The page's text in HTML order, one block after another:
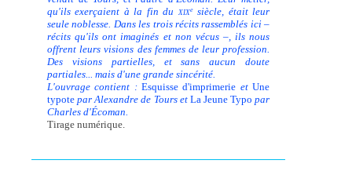
qu'ils exerçaient à la fin duXIXesiècle, était leur
seule noblesse. Dans les trois récits rassemblés ici –
récits qu'ils ont imaginés et non vécus –, ils nous
offrent leurs visions des femmes de leur profession.
Des visions partielles, et sans aucun doute
partiales... mais d'une grande sincérité.
L'ouvrage contient :Esquisse d'imprimerie etUne
typotepar Alexandre de Tours et La Jeune Typo par
Charles d'Écoman.
Tirage numérique.